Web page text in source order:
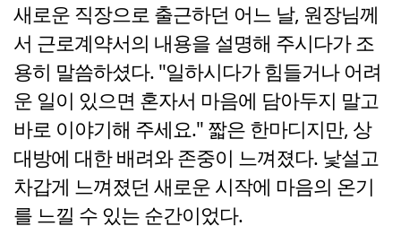
새로운 직장으로 출근하던 어느 날, 원장님께
서 근로계약서의 내용을 설명해 주시다가 조
용히 말씀하셨다. "일하시다가 힘들거나 어려
운 일이 있으면 혼자서 마음에 담아두지 말고
바로 이야기해 주세요." 짧은 한마디지만, 상
대방에 대한 배려와 존중이 느껴졌다. 낯설고
차갑게 느껴졌던 새로운 시작에 마음의 온기
를 느낄 수 있는 순간이었다.